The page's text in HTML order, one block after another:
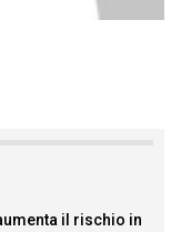
il rischio in